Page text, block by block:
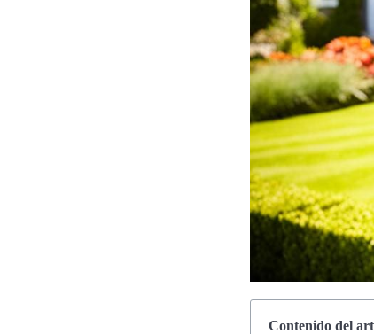
Contenido del